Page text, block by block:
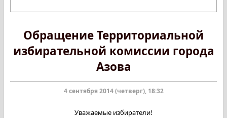
Обращение Территориальной
избирательной комиссии города
Азова
4 сентября 2014 (четверг), 18:32
Уважаемые избиратели!